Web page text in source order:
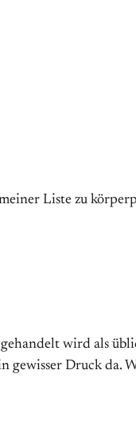
Liste zu
wird als
gewisser Druck